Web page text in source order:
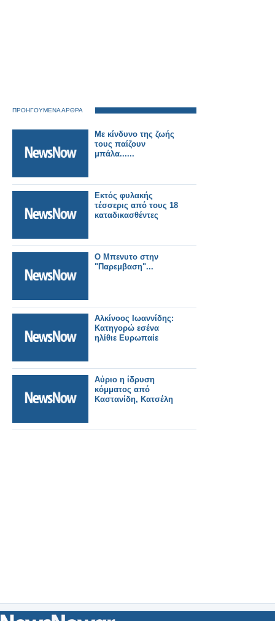
ΠΡΟΗΓΟΥΜΕΝΑ ΑΡΘΡΑ
Με κίνδυνο της ζωής
τους παίζουν
μπάλα......
Εκτός φυλακής
τέσσερις από τους 18
καταδικασθέντες
Ο Μπενυτο στην
"Παρεμβαση"...
Αλκίνοος Ιωαννίδης:
Κατηγορώ εσένα
ηλίθιε Ευρωπαίε
Αύριο η ίδρυση
κόμματος από
Καστανίδη, Κατσέλη